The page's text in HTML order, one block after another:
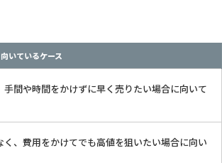
いているケース
間や時間をかけずに早く売りたい場合に向いて
、費用をかけてでも高値を狙いたい場合に向い